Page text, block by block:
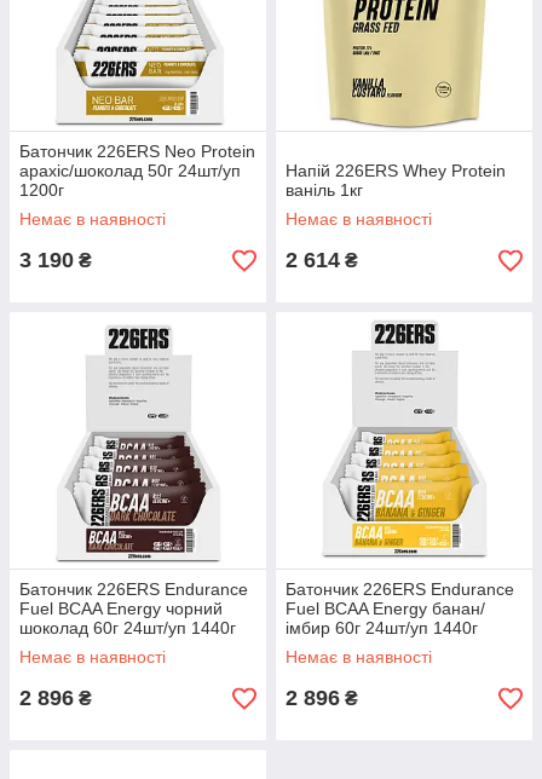
Батончик 226ERS Neo Protein
арахіс/шоколад 50г 24шт/уп
1200г
Немає в наявності
3 190 ₴
Напій 226ERS Whey Protein
ваніль 1кг
Немає в наявності
2 614 ₴
Батончик 226ERS Endurance
Fuel BCAA Energy чорний
шоколад 60г 24шт/уп 1440г
Немає в наявності
2 896 ₴
Батончик 226ERS Endurance
Fuel BCAA Energy банан/
імбир 60г 24шт/уп 1440г
Немає в наявності
2 896 ₴